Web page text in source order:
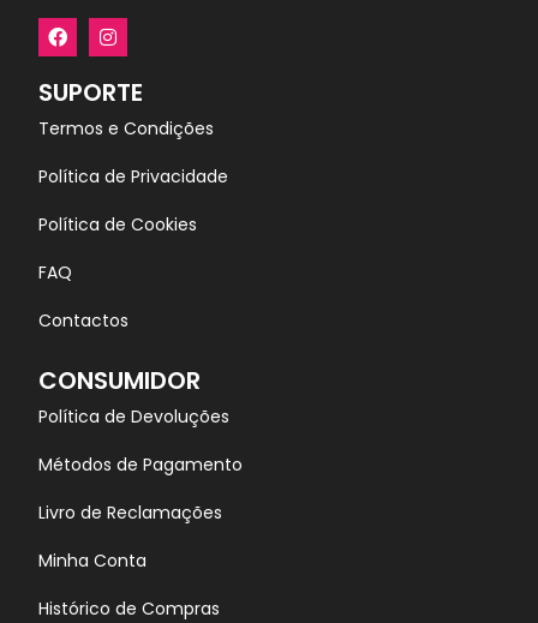
SUPORTE
Termos e Condições
Política de Privacidade
Política de Cookies
FAQ
Contactos
CONSUMIDOR
Política de Devoluções
Métodos de Pagamento
Livro de Reclamações
Minha Conta
Histórico de Compras